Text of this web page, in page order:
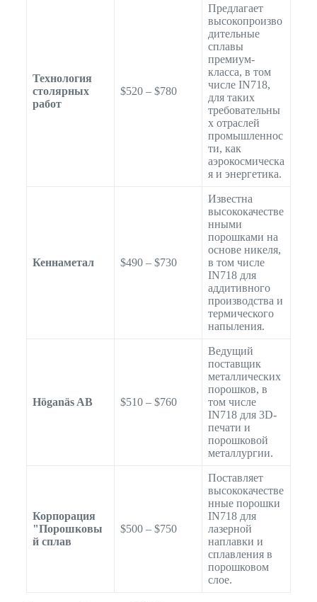
Технология
столярных
работ
$520 – $780
Предлагает
высокопроизво
дительные
сплавы
премиум-
класса, в том
числе IN718,
для таких
требовательны
х отраслей
промышленнос
ти, как
аэрокосмическа
я и энергетика.
Кеннаметал $490 – $730
Известна
высококачестве
нными
порошками на
основе никеля,
в том числе
IN718 для
аддитивного
производства и
термического
напыления.
Höganäs AB $510 – $760
Ведущий
поставщик
металлических
порошков, в
том числе
IN718 для 3D-
печати и
порошковой
металлургии.
Корпорация
"Порошковы
й сплав
$500 – $750
Поставляет
высококачестве
нные порошки
IN718 для
лазерной
наплавки и
сплавления в
порошковом
слое.